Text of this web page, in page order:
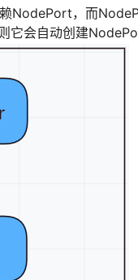
NodePort，而
会自动创建